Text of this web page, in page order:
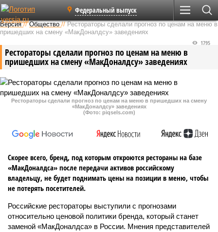
Федеральный выпуск
Версия //Общество //Рестораторы сделали прогноз по ценам на меню в
пришедших на смену «МакДоналдсу» заведениях
Рестораторы сделали прогноз по ценам на меню в
пришедших на смену «МакДоналдсу» заведениях
1795
Рестораторы сделали прогноз по ценам на меню в пришедших на смену
«МакДоналдсу» заведениях
(Фото: piqsels.com)
Скорее всего, бренд, под которым откроются рестораны на базе
«МакДоналдса» после передачи активов российскому
владельцу, не будет поднимать цены на позиции в меню, чтобы
не потерять посетителей.
Российские рестораторы выступили с прогнозами
относительно ценовой политики бренда, который станет
заменой «МакДоналдса» в России. Мнения представителей